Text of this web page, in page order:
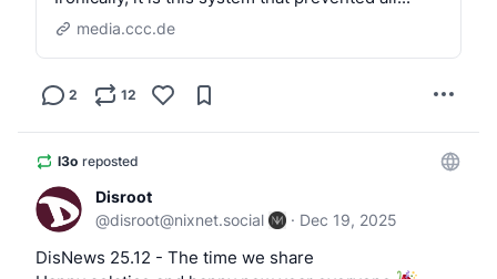
media.ccc.de
2 12
l3o reposted
Disroot
@disroot@nixnet.social · Dec 19, 2025
DisNews 25.12 - The time we share